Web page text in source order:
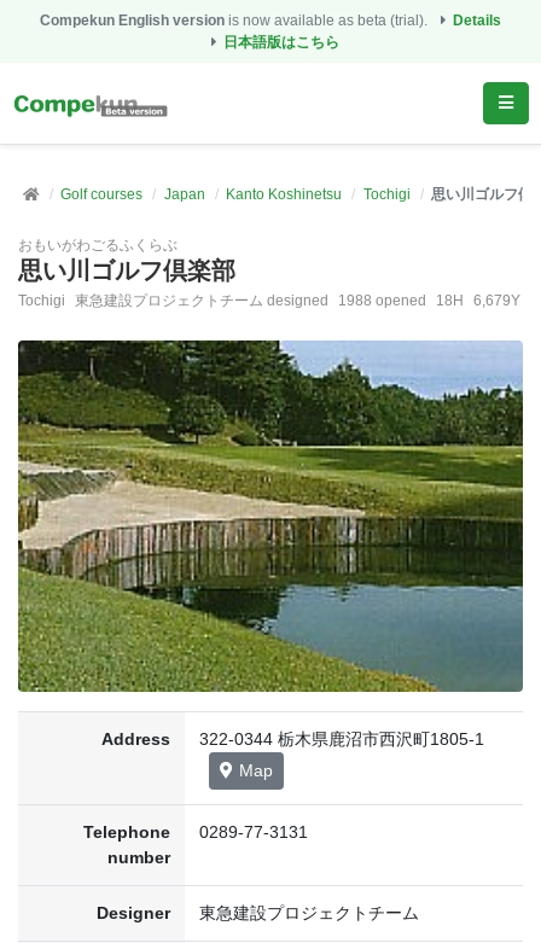
Compekun English version is now available as beta (trial).
Details
日本語版はこちら
Golf courses Japan Kanto Koshinetsu Tochigi 思い川ゴルフ倶
おもいがわごるふくらぶ
思い川ゴルフ倶楽部
Tochigi 東急建設プロジェクトチーム designed 1988 opened 18H 6,679Y
Address
322-0344 栃木県鹿沼市西沢町1805-1
Map
Telephone
number
0289-77-3131
Designer 東急建設プロジェクトチーム